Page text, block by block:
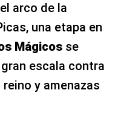
arco de la
una etapa en
Mágicos se
escala contra
y amenazas